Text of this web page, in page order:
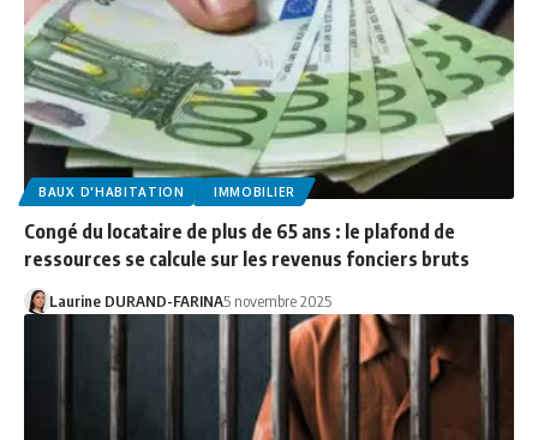
BAUX D'HABITATION IMMOBILIER
Congé du locataire de plus de 65 ans : le plafond de
ressources se calcule sur les revenus fonciers bruts
Laurine DURAND-FARINA5 novembre 2025